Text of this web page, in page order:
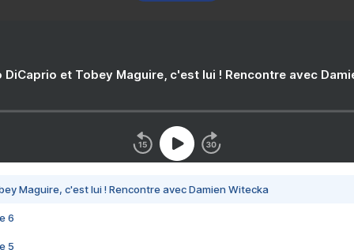
DiCaprio et Tobey Maguire, c'est lui ! Rencontre avec
Maguire, c'est lui ! Rencontre avec Damien Witecka
6
5